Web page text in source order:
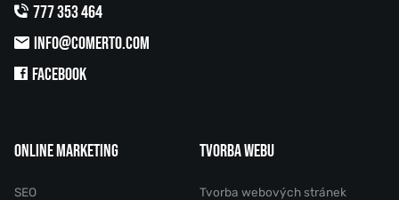
777 353 464
INFO@COMERTO.COM
FACEBOOK
ONLINE MARKETING
SEO
TVORBA WEBU
Tvorba webových stránek